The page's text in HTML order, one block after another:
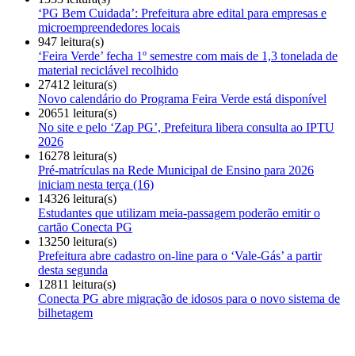
‘PG Bem Cuidada’: Prefeitura abre edital para empresas e
microempreendedores locais
947 leitura(s)
‘Feira Verde’ fecha 1º semestre com mais de 1,3 tonelada de
material reciclável recolhido
27412 leitura(s)
Novo calendário do Programa Feira Verde está disponível
20651 leitura(s)
No site e pelo ‘Zap PG’, Prefeitura libera consulta ao IPTU
2026
16278 leitura(s)
Pré-matrículas na Rede Municipal de Ensino para 2026
iniciam nesta terça (16)
14326 leitura(s)
Estudantes que utilizam meia-passagem poderão emitir o
cartão Conecta PG
13250 leitura(s)
Prefeitura abre cadastro on-line para o ‘Vale-Gás’ a partir
desta segunda
12811 leitura(s)
Conecta PG abre migração de idosos para o novo sistema de
bilhetagem